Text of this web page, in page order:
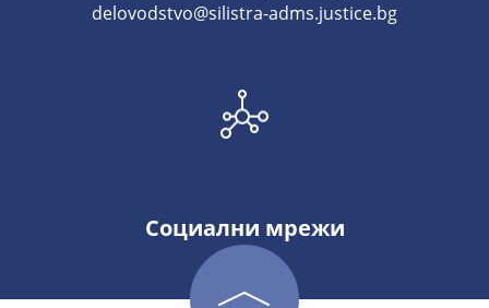
delovodstvo@silistra-adms.justice.bg
Социални мрежи